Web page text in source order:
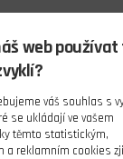
web
váš souhlas s
se ukládají ve vašem
těmto statistickým,
a reklamním cookies